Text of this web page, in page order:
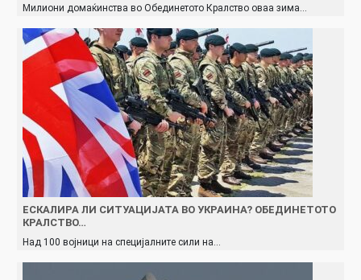
Милиони домаќинства во Обединетото Кралство оваа зима…
ЕСКАЛИРА ЛИ СИТУАЦИЈАТА ВО УКРАИНА? ОБЕДИНЕТОТО
КРАЛСТВО…
Над 100 војници на специјалните сили на…